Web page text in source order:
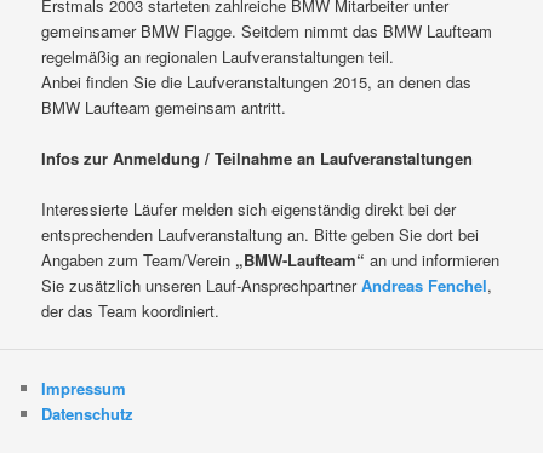
Erstmals 2003 starteten zahlreiche BMW Mitarbeiter unter
gemeinsamer BMW Flagge. Seitdem nimmt das BMW Laufteam
regelmäßig an regionalen Laufveranstaltungen teil.
Anbei finden Sie die Laufveranstaltungen 2015, an denen das
BMW Laufteam gemeinsam antritt.
Infos zur Anmeldung / Teilnahme an Laufveranstaltungen
Interessierte Läufer melden sich eigenständig direkt bei der
entsprechenden Laufveranstaltung an. Bitte geben Sie dort bei
Angaben zum Team/Verein „BMW-Laufteam“ an und informieren
Sie zusätzlich unseren Lauf-AnsprechpartnerAndreas Fenchel,
der das Team koordiniert.
Impressum
Datenschutz